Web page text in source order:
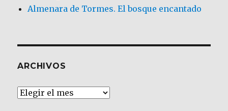
Almenara de Tormes. El bosque encantado
ARCHIVOS
Archivos